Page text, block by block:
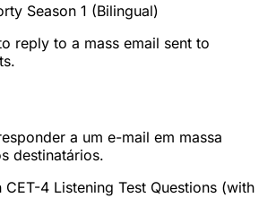
Season 1 (Bilingual)
reply to a mass email sent to
a um e-mail em massa
destinatários.
CET-4 Listening Test Questions (with